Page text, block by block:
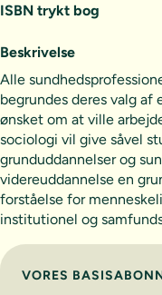
ISBN trykt bog
Beskrivelse
Alle
begrundes deres valg af
ønsket om at ville
sociologi vil give såvel
grunduddannelser og
videreuddannelse en
forståelse for
institutionel og
Vælg
VORES